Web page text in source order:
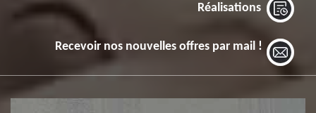
Réalisations
Recevoir nos nouvelles offres par mail !